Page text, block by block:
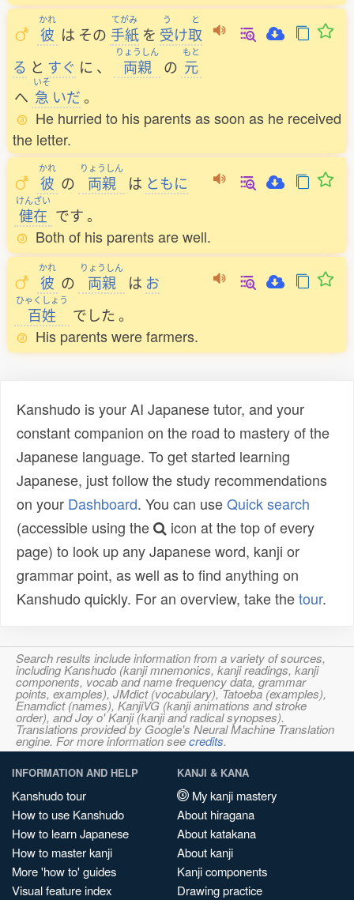
かれ
彼 は その
てがみ
手紙 を
う
受け
と
取
る と すぐ に 、
りょうしん
両親 の
もと
元
へ
いそ
急 いだ。
He hurried to his parents as soon as he received
the letter.
かれ
彼 の
りょうしん
両親 は ともに
けんざい
健在 です。
Both of his parents are well.
かれ
彼 の
りょうしん
両親 は お
ひゃくしょう
百姓 でした。
His parents were farmers.
Kanshudo is your AI Japanese tutor, and your
constant companion on the road to mastery of the
Japanese language. To get started learning
Japanese, just follow the study recommendations
on your Dashboard. You can useQuick search
(accessible using the
icon at the top of every
page) to look up any Japanese word, kanji or
grammar point, as well as to find anything on
Kanshudo quickly. For an overview, take thetour.
Search results include information from a variety of sources,
including Kanshudo (kanji mnemonics, kanji readings, kanji
components, vocab and name frequency data, grammar
points, examples), JMdict (vocabulary), Tatoeba (examples),
Enamdict (names), KanjiVG (kanji animations and stroke
order), and Joy o' Kanji (kanji and radical synopses).
Translations provided by Google's Neural Machine Translation
engine. For more information seecredits.
INFORMATION AND HELP
Kanshudo tour
How to use Kanshudo
How to learn Japanese
How to master kanji
More 'how to' guides
Visual feature index
KANJI & KANA
My kanji mastery
About hiragana
About katakana
About kanji
Kanji components
Drawing practice